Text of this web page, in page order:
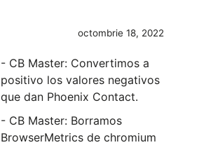
octombrie 18, 2022
- CB Master: Convertimos a
positivo los valores negativos
que dan Phoenix Contact.
- CB Master: Borramos
BrowserMetrics de chromium